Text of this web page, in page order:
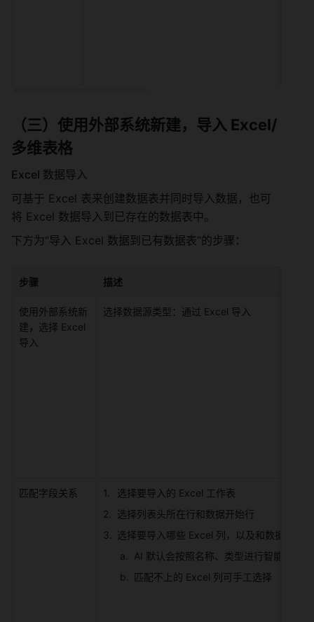
（三） 使用外部系统新建，导入 Excel/
多维表格
Excel 数据导入
可基于 Excel 表来创建数据表并同时导入数据，也可
将 Excel 数据导入到已存在的数据表中。
下方为“导入 Excel 数据到已有数据表”的步骤：
步骤 描述
使用外部系统新
建 ， 选择 Excel
导入
选择数据源类型：通过 Excel 导入
匹配字段关系
选择要导入的 Excel 工作表
选择列表头所在行和数据开始行
选择要导入哪些 Excel 列，以及和数据表字
AI 默认会按照名称、类型进行智能匹配
匹配不上的 Excel 列可手工选择